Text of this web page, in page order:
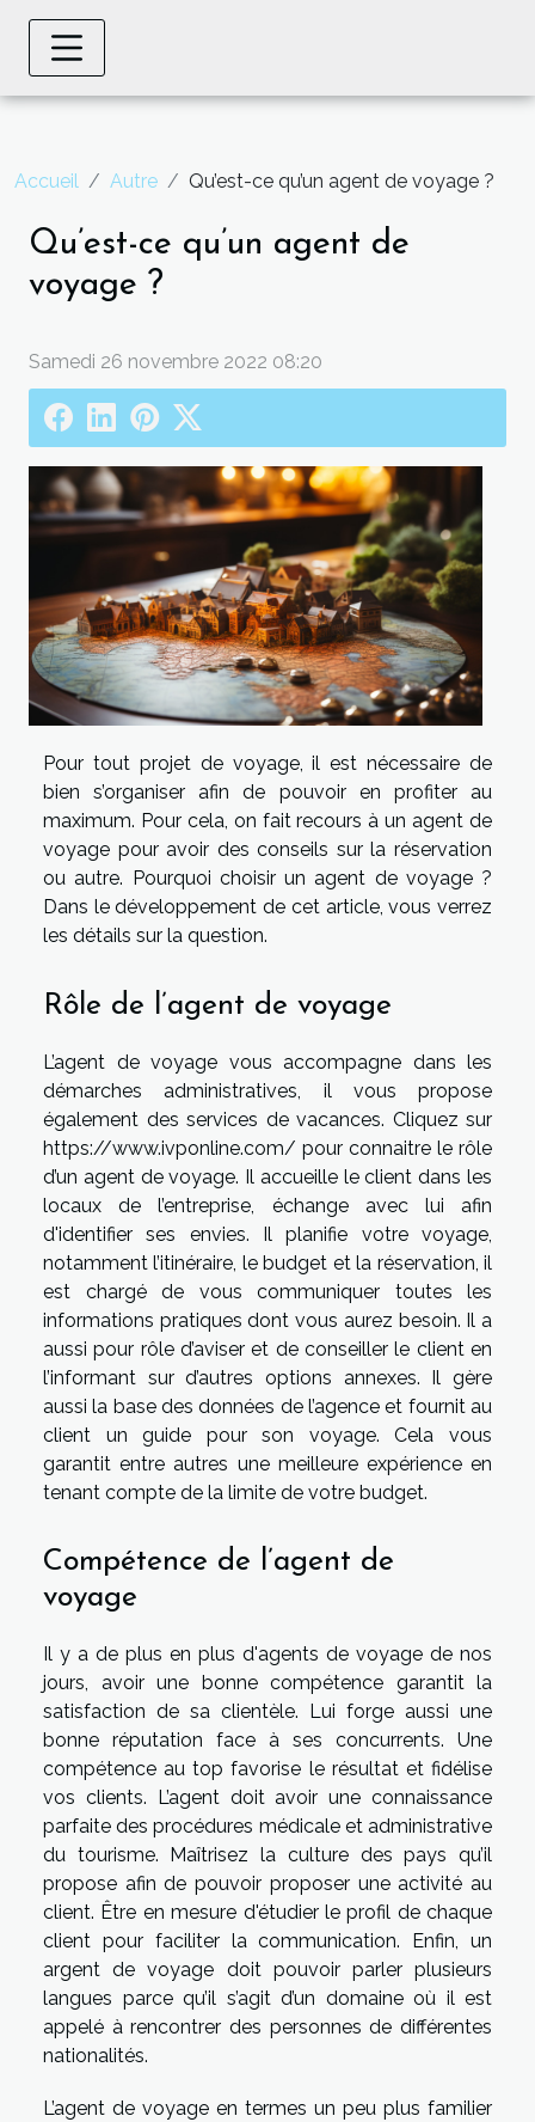
Accueil Autre Qu’est-ce qu’un agent de voyage ?
Qu’est-ce qu’un agent de
voyage ?
Samedi 26 novembre 2022 08:20
Pour tout projet de voyage, il est nécessaire de
bien s’organiser afin de pouvoir en profiter au
maximum. Pour cela, on fait recours à un agent de
voyage pour avoir des conseils sur la réservation
ou autre. Pourquoi choisir un agent de voyage ?
Dans le développement de cet article, vous verrez
les détails sur la question.
Rôle de l’agent de voyage
L’agent de voyage vous accompagne dans les
démarches administratives, il vous propose
également des services de vacances. Cliquez sur
https://www.ivponline.com/ pour connaitre le rôle
d’un agent de voyage. Il accueille le client dans les
locaux de l’entreprise, échange avec lui afin
d'identifier ses envies. Il planifie votre voyage,
notamment l’itinéraire, le budget et la réservation, il
est chargé de vous communiquer toutes les
informations pratiques dont vous aurez besoin. Il a
aussi pour rôle d’aviser et de conseiller le client en
l’informant sur d’autres options annexes. Il gère
aussi la base des données de l’agence et fournit au
client un guide pour son voyage. Cela vous
garantit entre autres une meilleure expérience en
tenant compte de la limite de votre budget.
Compétence de l’agent de
voyage
Il y a de plus en plus d'agents de voyage de nos
jours, avoir une bonne compétence garantit la
satisfaction de sa clientèle. Lui forge aussi une
bonne réputation face à ses concurrents. Une
compétence au top favorise le résultat et fidélise
vos clients. L’agent doit avoir une connaissance
parfaite des procédures médicale et administrative
du tourisme. Maîtrisez la culture des pays qu’il
propose afin de pouvoir proposer une activité au
client. Être en mesure d'étudier le profil de chaque
client pour faciliter la communication. Enfin, un
argent de voyage doit pouvoir parler plusieurs
langues parce qu’il s’agit d’un domaine où il est
appelé à rencontrer des personnes de différentes
nationalités.
L’agent de voyage en termes un peu plus familier